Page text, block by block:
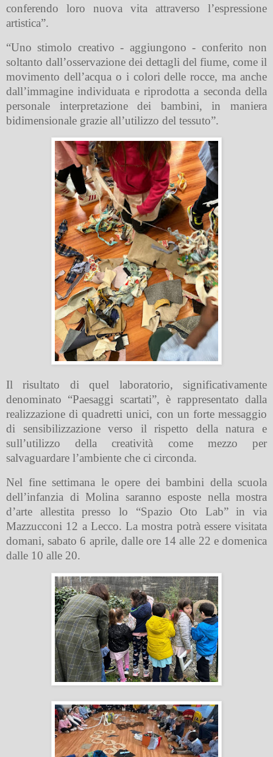
conferendo loro nuova vita attraverso l’espressione
artistica”.
“Uno stimolo creativo - aggiungono - conferito non
soltanto dall’osservazione dei dettagli del fiume, come il
movimento dell’acqua o i colori delle rocce, ma anche
dall’immagine individuata e riprodotta a seconda della
personale interpretazione dei bambini, in maniera
bidimensionale grazie all’utilizzo del tessuto”.
Il risultato di quel laboratorio, significativamente
denominato “Paesaggi scartati”, è rappresentato dalla
realizzazione di quadretti unici, con un forte messaggio
di sensibilizzazione verso il rispetto della natura e
sull’utilizzo della creatività come mezzo per
salvaguardare l’ambiente che ci circonda.
Nel fine settimana le opere dei bambini della scuola
dell’infanzia di Molina saranno esposte nella mostra
d’arte allestita presso lo “Spazio Oto Lab” in via
Mazzucconi 12 a Lecco. La mostra potrà essere visitata
domani, sabato 6 aprile, dalle ore 14 alle 22 e domenica
dalle 10 alle 20.